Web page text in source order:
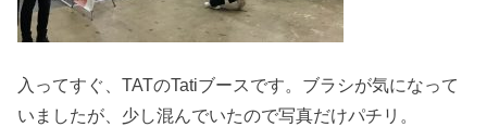
入ってすぐ、TATのTatiブースです。ブラシが気になって
いましたが、少し混んでいたので写真だけパチリ。